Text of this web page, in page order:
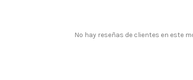
No hay reseñas de clientes en este